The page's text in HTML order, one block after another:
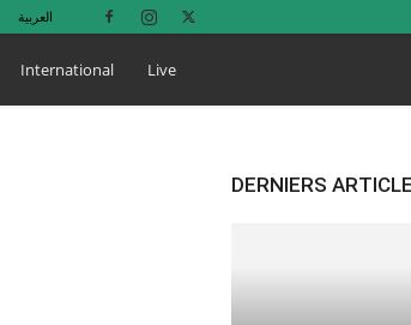
العربية
International Live
DERNIERS